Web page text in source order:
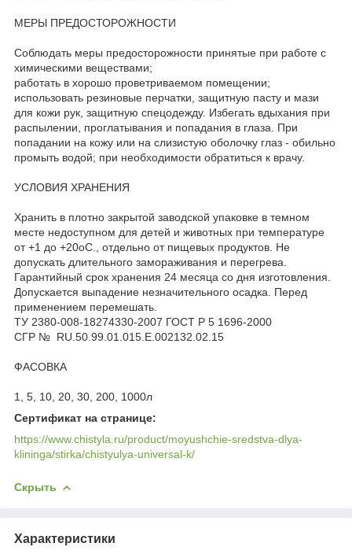
МЕРЫ ПРЕДОСТОРОЖНОСТИ
Соблюдать меры предосторожности принятые при работе с
химическими веществами;
работать в хорошо проветриваемом помещении;
использовать резиновые перчатки, защитную пасту и мази
для кожи рук, защитную спецодежду. Избегать вдыхания при
распылении, проглатывания и попадания в глаза. При
попадании на кожу или на слизистую оболочку глаз - обильно
промыть водой; при необходимости обратиться к врачу.
УСЛОВИЯ ХРАНЕНИЯ
Хранить в плотно закрытой заводской упаковке в темном
месте недоступном для детей и животных при температуре
от +1 до +20оС., отдельно от пищевых продуктов. Не
допускать длительного замораживания и перегрева.
Гарантийный срок хранения 24 месяца со дня изготовления.
Допускается выпадение незначительного осадка. Перед
применением перемешать.
ТУ 2380-008-18274330-2007 ГОСТ Р 5 1696-2000
СГР № RU.50.99.01.015.E.002132.02.15
ФАСОВКА
1, 5, 10, 20, 30, 200, 1000л
Сертификат на странице:
https://www.chistyla.ru/product/moyushchie-sredstva-dlya-
klininga/stirka/chistyulya-universal-k/
Скрыть
Характеристики